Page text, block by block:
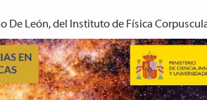
León, del Instituto de Física